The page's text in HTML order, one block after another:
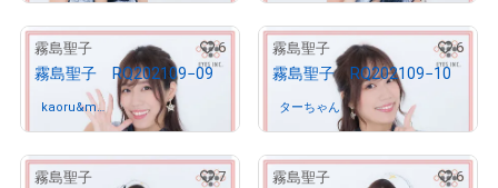
霧島聖子 6
霧島聖子 RQ202109−09
kaoru&ma さんが保有中
霧島聖子 6
霧島聖子 RQ202109−10
ターちゃん さんが保有中
霧島聖子 7 霧島聖子 6